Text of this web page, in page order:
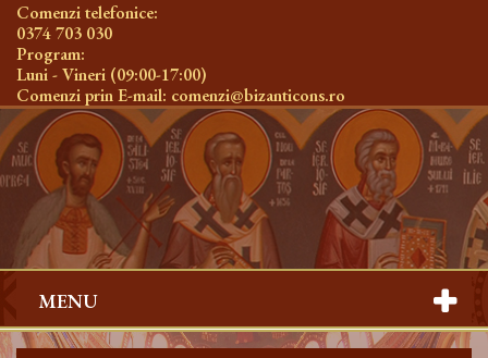
Comenzi telefonice:
0374 703 030
Program:
Luni - Vineri (09:00-17:00)
Comenzi prin E-mail: comenzi@bizanticons.ro
MENU